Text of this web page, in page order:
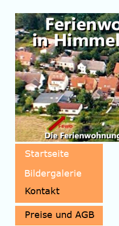
Startseite
Bildergalerie
Kontakt
Kontakt
Preise und AGB